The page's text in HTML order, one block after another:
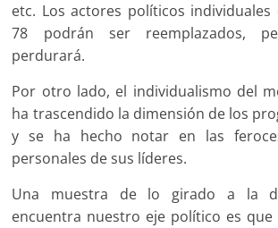
etc. Los actores políticos individuales
78 podrán ser reemplazados,
perdurará.
Por otro lado, el individualismo del
ha trascendido la dimensión de los
y se ha hecho notar en las
personales de sus líderes.
Una muestra de lo girado a la
encuentra nuestro eje político es que